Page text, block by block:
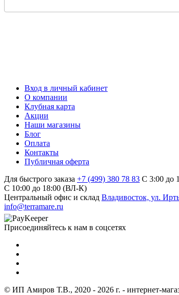
Вход в личный кабинет
О компании
Клубная карта
Акции
Наши магазины
Блог
Оплата
Контакты
Публичная оферта
Для быстрого заказа +7 (499) 380 78 83 С 3:00 до
C 10:00 до 18:00 (ВЛ-К)
Центральный офис и склад Владивосток, ул.
info@terramare.ru
Присоединяйтесь к нам в соцсетях
© ИП Амиров Т.В., 2020 - 2026 г. - интернет-